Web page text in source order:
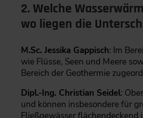
2. Welche
wo liegen die
M.Sc. Jessika Gappisch: Im
wie Flüsse, Seen und Meere
Bereich der Geothermie
Dipl.-Ing. Christian Seidel:
und können insbesondere für
Fließgewässer